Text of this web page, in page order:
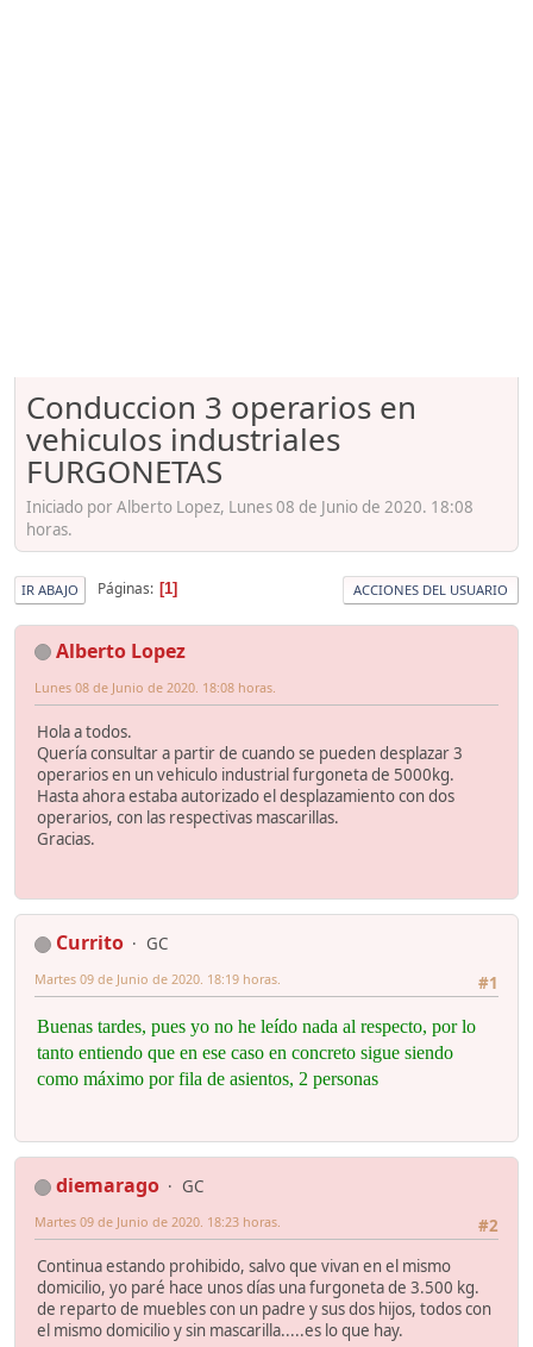
Conduccion 3 operarios en
vehiculos industriales
FURGONETAS
Iniciado por Alberto Lopez, Lunes 08 de Junio de 2020. 18:08
horas.
IR ABAJO Páginas 1 ACCIONES DEL USUARIO
Alberto Lopez
Lunes 08 de Junio de 2020. 18:08 horas.
Hola a todos.
Quería consultar a partir de cuando se pueden desplazar 3
operarios en un vehiculo industrial furgoneta de 5000kg.
Hasta ahora estaba autorizado el desplazamiento con dos
operarios, con las respectivas mascarillas.
Gracias.
Currito
GC
#1
Martes 09 de Junio de 2020. 18:19 horas.
Buenas tardes, pues yo no he leído nada al respecto, por lo
tanto entiendo que en ese caso en concreto sigue siendo
como máximo por fila de asientos, 2 personas
diemarago
GC
#2
Martes 09 de Junio de 2020. 18:23 horas.
Continua estando prohibido, salvo que vivan en el mismo
domicilio, yo paré hace unos días una furgoneta de 3.500 kg.
de reparto de muebles con un padre y sus dos hijos, todos con
el mismo domicilio y sin mascarilla.....es lo que hay.